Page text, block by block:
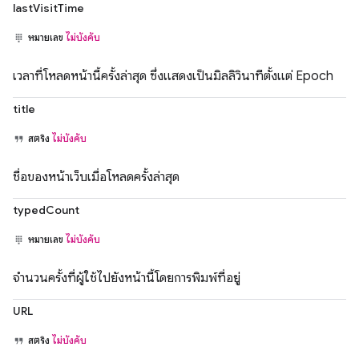
lastVisitTime
หมายเลข ไม่บังคับ
เวลาที่โหลดหน้านี้ครั้งล่าสุด ซึ่งแสดงเป็นมิลลิวินาทีตั้งแต่ Epoch
title
สตริง ไม่บังคับ
ชื่อของหน้าเว็บเมื่อโหลดครั้งล่าสุด
typedCount
หมายเลข ไม่บังคับ
จำนวนครั้งที่ผู้ใช้ไปยังหน้านี้โดยการพิมพ์ที่อยู่
URL
สตริง ไม่บังคับ